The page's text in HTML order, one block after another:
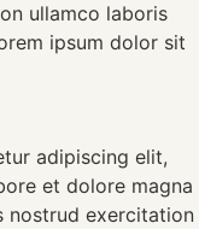
ullamco laboris
ipsum dolor sit
adipiscing elit,
et dolore magna
nostrud exercitation